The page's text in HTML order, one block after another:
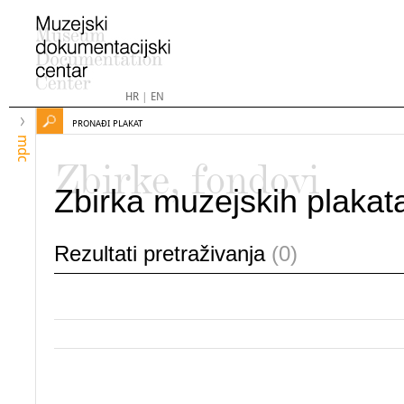
HR| EN
mdc
PRONAĐI PLAKAT
Zbirke, fondovi
Zbirka muzejskih
Rezultati pretraživanja (0)